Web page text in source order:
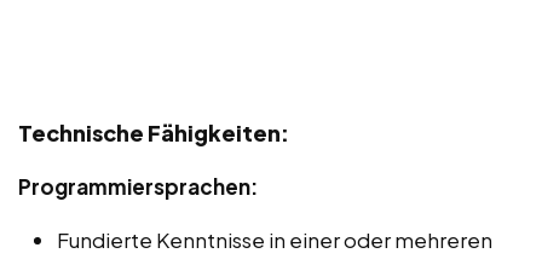
Technische Fähigkeiten:
Programmiersprachen:
Fundierte Kenntnisse in einer oder mehreren